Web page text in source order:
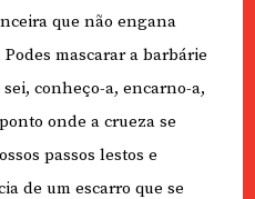
que não engana
mascarar a barbárie
conheço-a, encarno-a,
onde a crueza se
passos lestos e
de um escarro que se